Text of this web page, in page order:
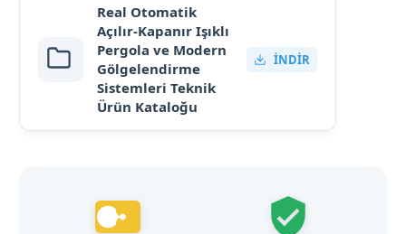
Real Otomatik
Açılır-Kapanır Işıklı
Pergola ve Modern
Gölgelendirme
Sistemleri Teknik
Ürün Kataloğu
İNDIR